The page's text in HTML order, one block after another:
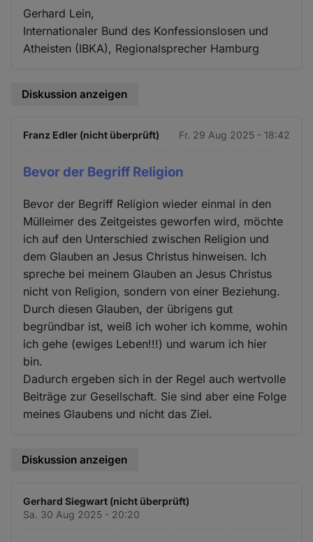
Gerhard Lein,
Internationaler Bund des Konfessionslosen und
Atheisten (IBKA), Regionalsprecher Hamburg
Diskussion anzeigen
Franz Edler (nicht überprüft) Fr. 29 Aug 2025 - 18:42
Bevor der Begriff Religion
Bevor der Begriff Religion wieder einmal in den
Mülleimer des Zeitgeistes geworfen wird, möchte
ich auf den Unterschied zwischen Religion und
dem Glauben an Jesus Christus hinweisen. Ich
spreche bei meinem Glauben an Jesus Christus
nicht von Religion, sondern von einer Beziehung.
Durch diesen Glauben, der übrigens gut
begründbar ist, weiß ich woher ich komme, wohin
ich gehe (ewiges Leben!!!) und warum ich hier
bin.
Dadurch ergeben sich in der Regel auch wertvolle
Beiträge zur Gesellschaft. Sie sind aber eine Folge
meines Glaubens und nicht das Ziel.
Diskussion anzeigen
Gerhard Siegwart (nicht überprüft)
Sa. 30 Aug 2025 - 20:20